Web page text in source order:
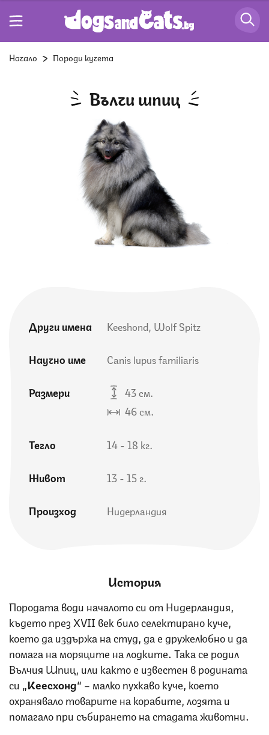
Начало Породи кучета
Вълчи шпиц
Други имена Keeshond, Wolf Spitz
Научно име Canis lupus familiaris
Размери
43 см.
46 см.
Тегло 14 - 18 кг.
Живот 13 - 15 г.
Произход Нидерландия
История
Породата води началото си от Нидерландия,
където през ХVII век било селектирано куче,
което да издържа на студ, да е дружелюбно и да
помага на моряците на лодките. Така се родил
Вълчия Шпиц, или както е известен в родината
си „ Кеесхонд“ – малко пухкаво куче, което
охранявало товарите на корабите, лозята и
помагало при събирането на стадата животни.